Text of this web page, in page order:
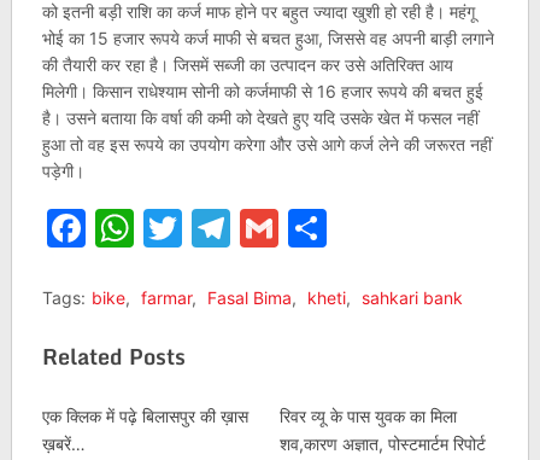
को इतनी बड़ी राशि का कर्ज माफ होने पर बहुत ज्यादा खुशी हो रही है। महंगू
भोई का 15 हजार रूपये कर्ज माफी से बचत हुआ, जिससे वह अपनी बाड़ी लगाने
की तैयारी कर रहा है। जिसमें सब्जी का उत्पादन कर उसे अतिरिक्त आय
मिलेगी। किसान राधेश्याम सोनी को कर्जमाफी से 16 हजार रूपये की बचत हुई
है। उसने बताया कि वर्षा की कमी को देखते हुए यदि उसके खेत में फसल नहीं
हुआ तो वह इस रूपये का उपयोग करेगा और उसे आगे कर्ज लेने की जरूरत नहीं
पड़ेगी।
Facebook
WhatsApp
Twitter
Telegram
GmailShare
Tags: bike, farmar, Fasal Bima, kheti, sahkari bank
Related Posts
एक क्लिक में पढ़े बिलासपुर की ख़ास
ख़बरें…
रिवर व्यू के पास युवक का मिला
शव,कारण अज्ञात, पोस्टमार्टम रिपोर्ट